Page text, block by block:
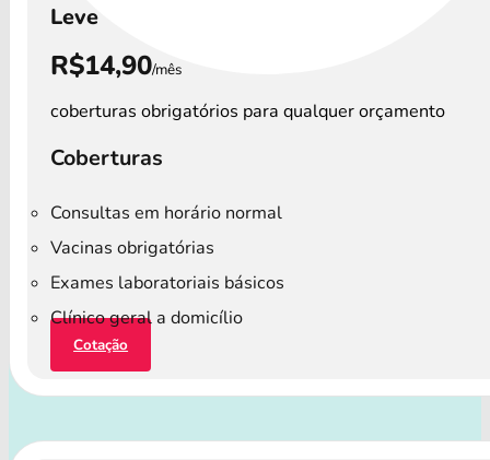
Leve
R$14,90/mês
coberturas obrigatórios para qualquer orçamento
Coberturas
Consultas em horário normal
Vacinas obrigatórias
Exames laboratoriais básicos
Clínico geral a domicílio
Cotação